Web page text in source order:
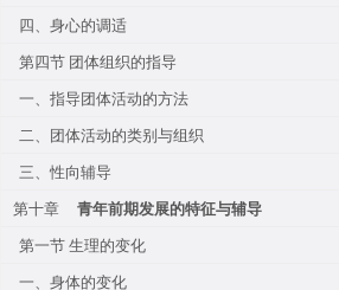
四、身心的调适
第四节 团体组织的指导
一、指导团体活动的方法
二、团体活动的类别与组织
三、性向辅导
第十章
青年前期发展的特征与辅导
第一节 生理的变化
一、身体的变化